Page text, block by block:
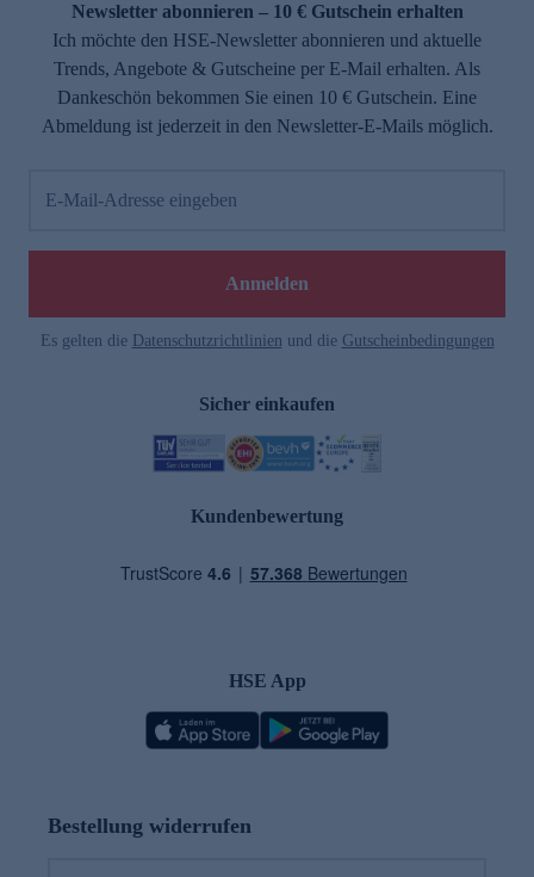
Newsletter abonnieren – 10 € Gutschein erhalten
Ich möchte den HSE-Newsletter abonnieren und aktuelle
Trends, Angebote & Gutscheine per E-Mail erhalten. Als
Dankeschön bekommen Sie einen 10 € Gutschein. Eine
Abmeldung ist jederzeit in den Newsletter-E-Mails möglich.
E-Mail-Adresse eingeben
Anmelden
Es gelten die Datenschutzrichtlinien und die Gutscheinbedingungen
Sicher einkaufen
Kundenbewertung
HSE App
Bestellung widerrufen